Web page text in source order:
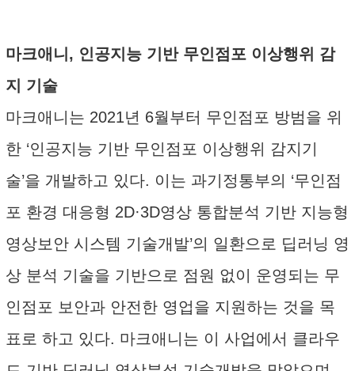
마크애니, 인공지능 기반 무인점포 이상행위 감
지 기술
마크애니는 2021년 6월부터 무인점포 방범을 위
한 ‘인공지능 기반 무인점포 이상행위 감지기
술’을 개발하고 있다. 이는 과기정통부의 ‘무인점
포 환경 대응형 2D·3D영상 통합분석 기반 지능형
영상보안 시스템 기술개발’의 일환으로 딥러닝 영
상 분석 기술을 기반으로 점원 없이 운영되는 무
인점포 보안과 안전한 영업을 지원하는 것을 목
표로 하고 있다. 마크애니는 이 사업에서 클라우